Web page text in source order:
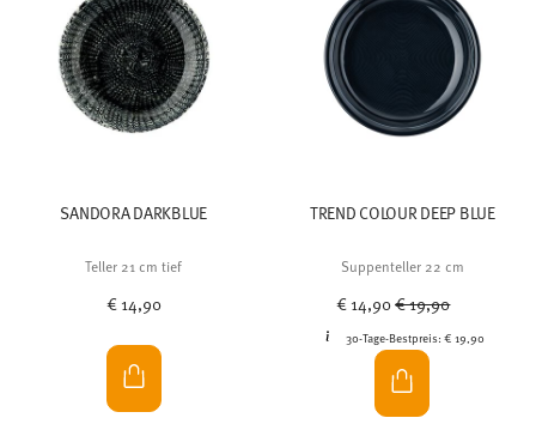
SANDORA DARKBLUE
Teller 21 cm tief
€ 14,90
TREND COLOUR DEEP BLUE
Suppenteller 22 cm
€ 14,90Price reduced from
€ 19,90
30-Tage-Bestpreis:€ 19,90